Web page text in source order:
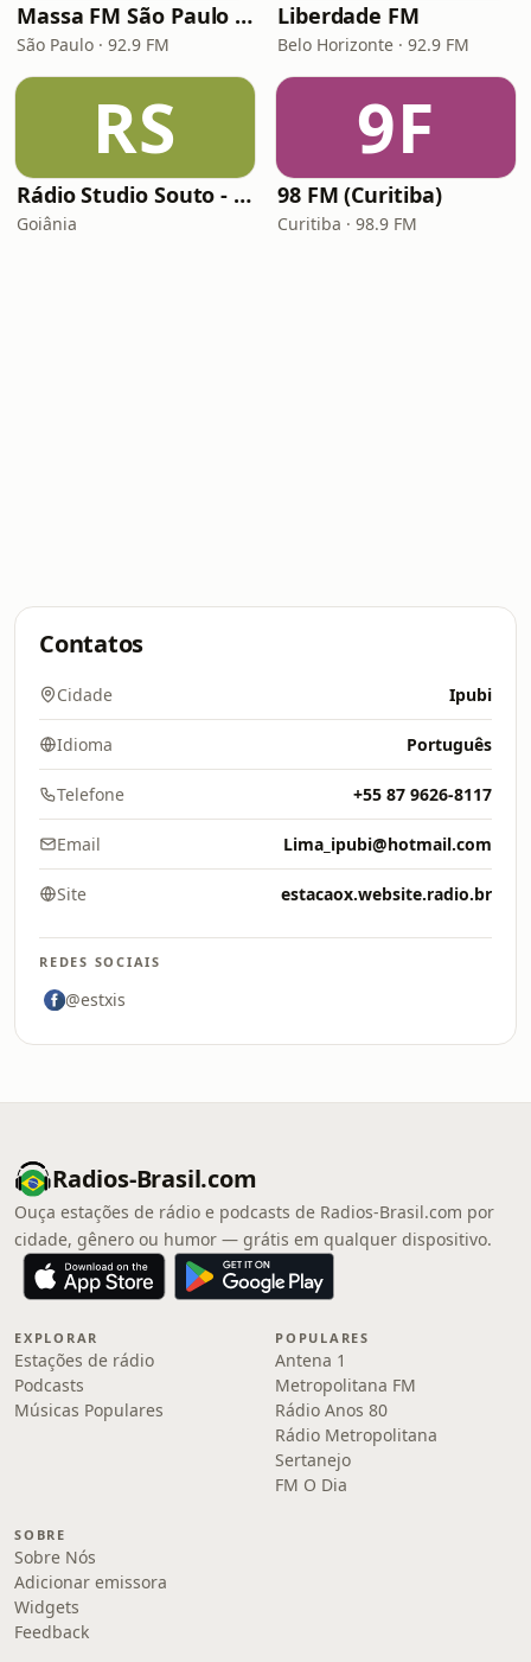
Massa FM São Paulo 92.9
São Paulo · 92.9 FM
Liberdade FM
Belo Horizonte · 92.9 FM
RS
Rádio Studio Souto - Sertaneja
Goiânia
9F
98 FM (Curitiba)
Curitiba · 98.9 FM
Contatos
Cidade Ipubi
Idioma Português
Telefone +55 87 9626-8117
Email Lima_ipubi@hotmail.com
Site estacaox.website.radio.br
REDES SOCIAIS
@estxis
Radios-Brasil.com
Ouça estações de rádio e podcasts de Radios-Brasil.com por
cidade, gênero ou humor — grátis em qualquer dispositivo.
EXPLORAR
Estações de rádio
Podcasts
Músicas Populares
POPULARES
Antena 1
Metropolitana FM
Rádio Anos 80
Rádio Metropolitana
Sertanejo
FM O Dia
SOBRE
Sobre Nós
Adicionar emissora
Widgets
Feedback